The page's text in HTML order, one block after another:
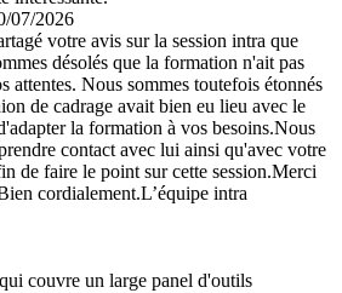
07/2026
votre avis sur la session intra que
désolés que la formation n'ait pas
attentes. Nous sommes toutefois étonnés
de cadrage avait bien eu lieu avec le
la formation à vos besoins.Nous
contact avec lui ainsi qu'avec votre
de faire le point sur cette session.Merci
cordialement.L’équipe intra
couvre un large panel d'outils